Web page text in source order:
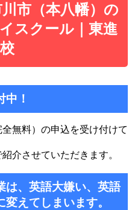
市（本八幡）の
スクール｜東進
！
無料）の申込を受け付けて
介させていただきます。
は、英語大嫌い、英語
えてしまいます。